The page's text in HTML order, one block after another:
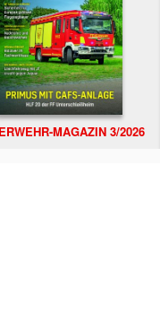
MAGAZIN 3/2026